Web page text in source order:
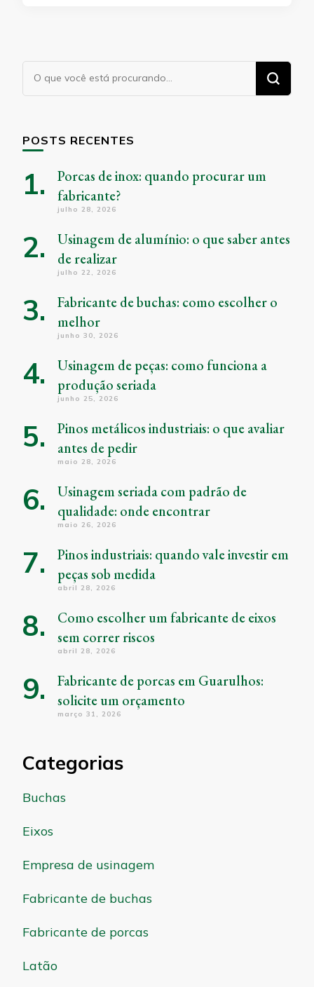
Procurando
algo?
POSTS RECENTES
Porcas de inox: quando procurar um
fabricante?
julho 28, 2026
Usinagem de alumínio: o que saber antes
de realizar
julho 22, 2026
Fabricante de buchas: como escolher o
melhor
junho 30, 2026
Usinagem de peças: como funciona a
produção seriada
junho 25, 2026
Pinos metálicos industriais: o que avaliar
antes de pedir
maio 28, 2026
Usinagem seriada com padrão de
qualidade: onde encontrar
maio 26, 2026
Pinos industriais: quando vale investir em
peças sob medida
abril 28, 2026
Como escolher um fabricante de eixos
sem correr riscos
abril 28, 2026
Fabricante de porcas em Guarulhos:
solicite um orçamento
março 31, 2026
Categorias
Buchas
Eixos
Empresa de usinagem
Fabricante de buchas
Fabricante de porcas
Latão